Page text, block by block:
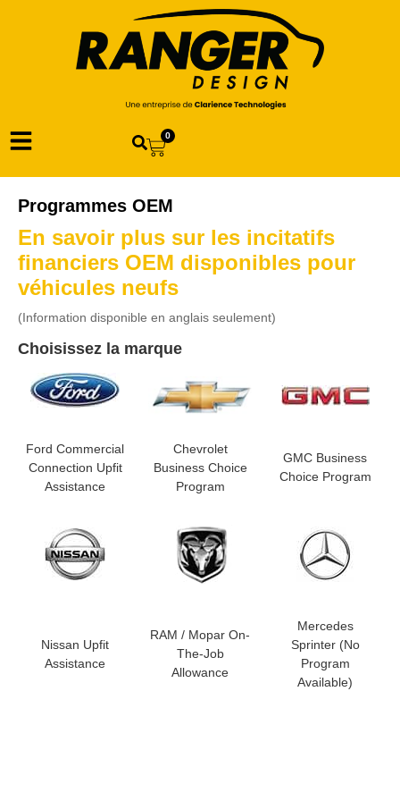
0
Programmes OEM
En savoir plus sur les incitatifs
financiers OEM disponibles pour
véhicules neufs
(Information disponible en anglais seulement)
Choisissez la marque
Ford Commercial
Connection Upfit
Assistance
Chevrolet
Business Choice
Program
GMC Business
Choice Program
Nissan Upfit
Assistance
RAM / Mopar On-
The-Job
Allowance
Mercedes
Sprinter (No
Program
Available)